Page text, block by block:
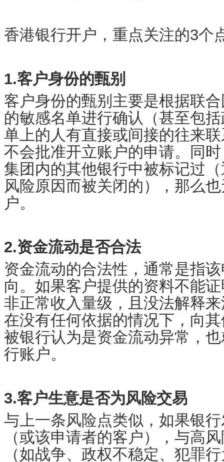
香港银行开户，重点关注的3个
1.客户身份的甄别
客户身份的甄别主要是根据联
的敏感名单进行确认（甚至包
单上的人有直接或间接的往来
不会批准开立账户的申请。同
集团内的其他银行中被标记过
风险原因而被关闭的），那么
户。
2.资金流动是否合法
资金流动的合法性，通常是指
向。如果客户提供的资料不能
非正常收入量级，且没法解释
在没有任何依据的情况下，向
被银行认为是资金流动异常，
行账户。
3.客户生意是否为风险交易
与上一条风险点类似，如果银
（或该申请者的客户），与高
（如战争、政权不稳定、犯罪